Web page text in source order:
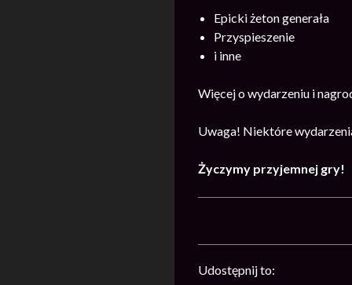
Epicki żeton generała
Przyspieszenie
i inne
Więcej o wydarzeniu i
Uwaga! Niektóre
Życzymy przyjemnej gry!
Udostępnij to: